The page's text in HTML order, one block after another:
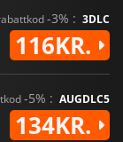
-3% : 3DLC
116KR.
-5% : AUGDLC5
134KR.